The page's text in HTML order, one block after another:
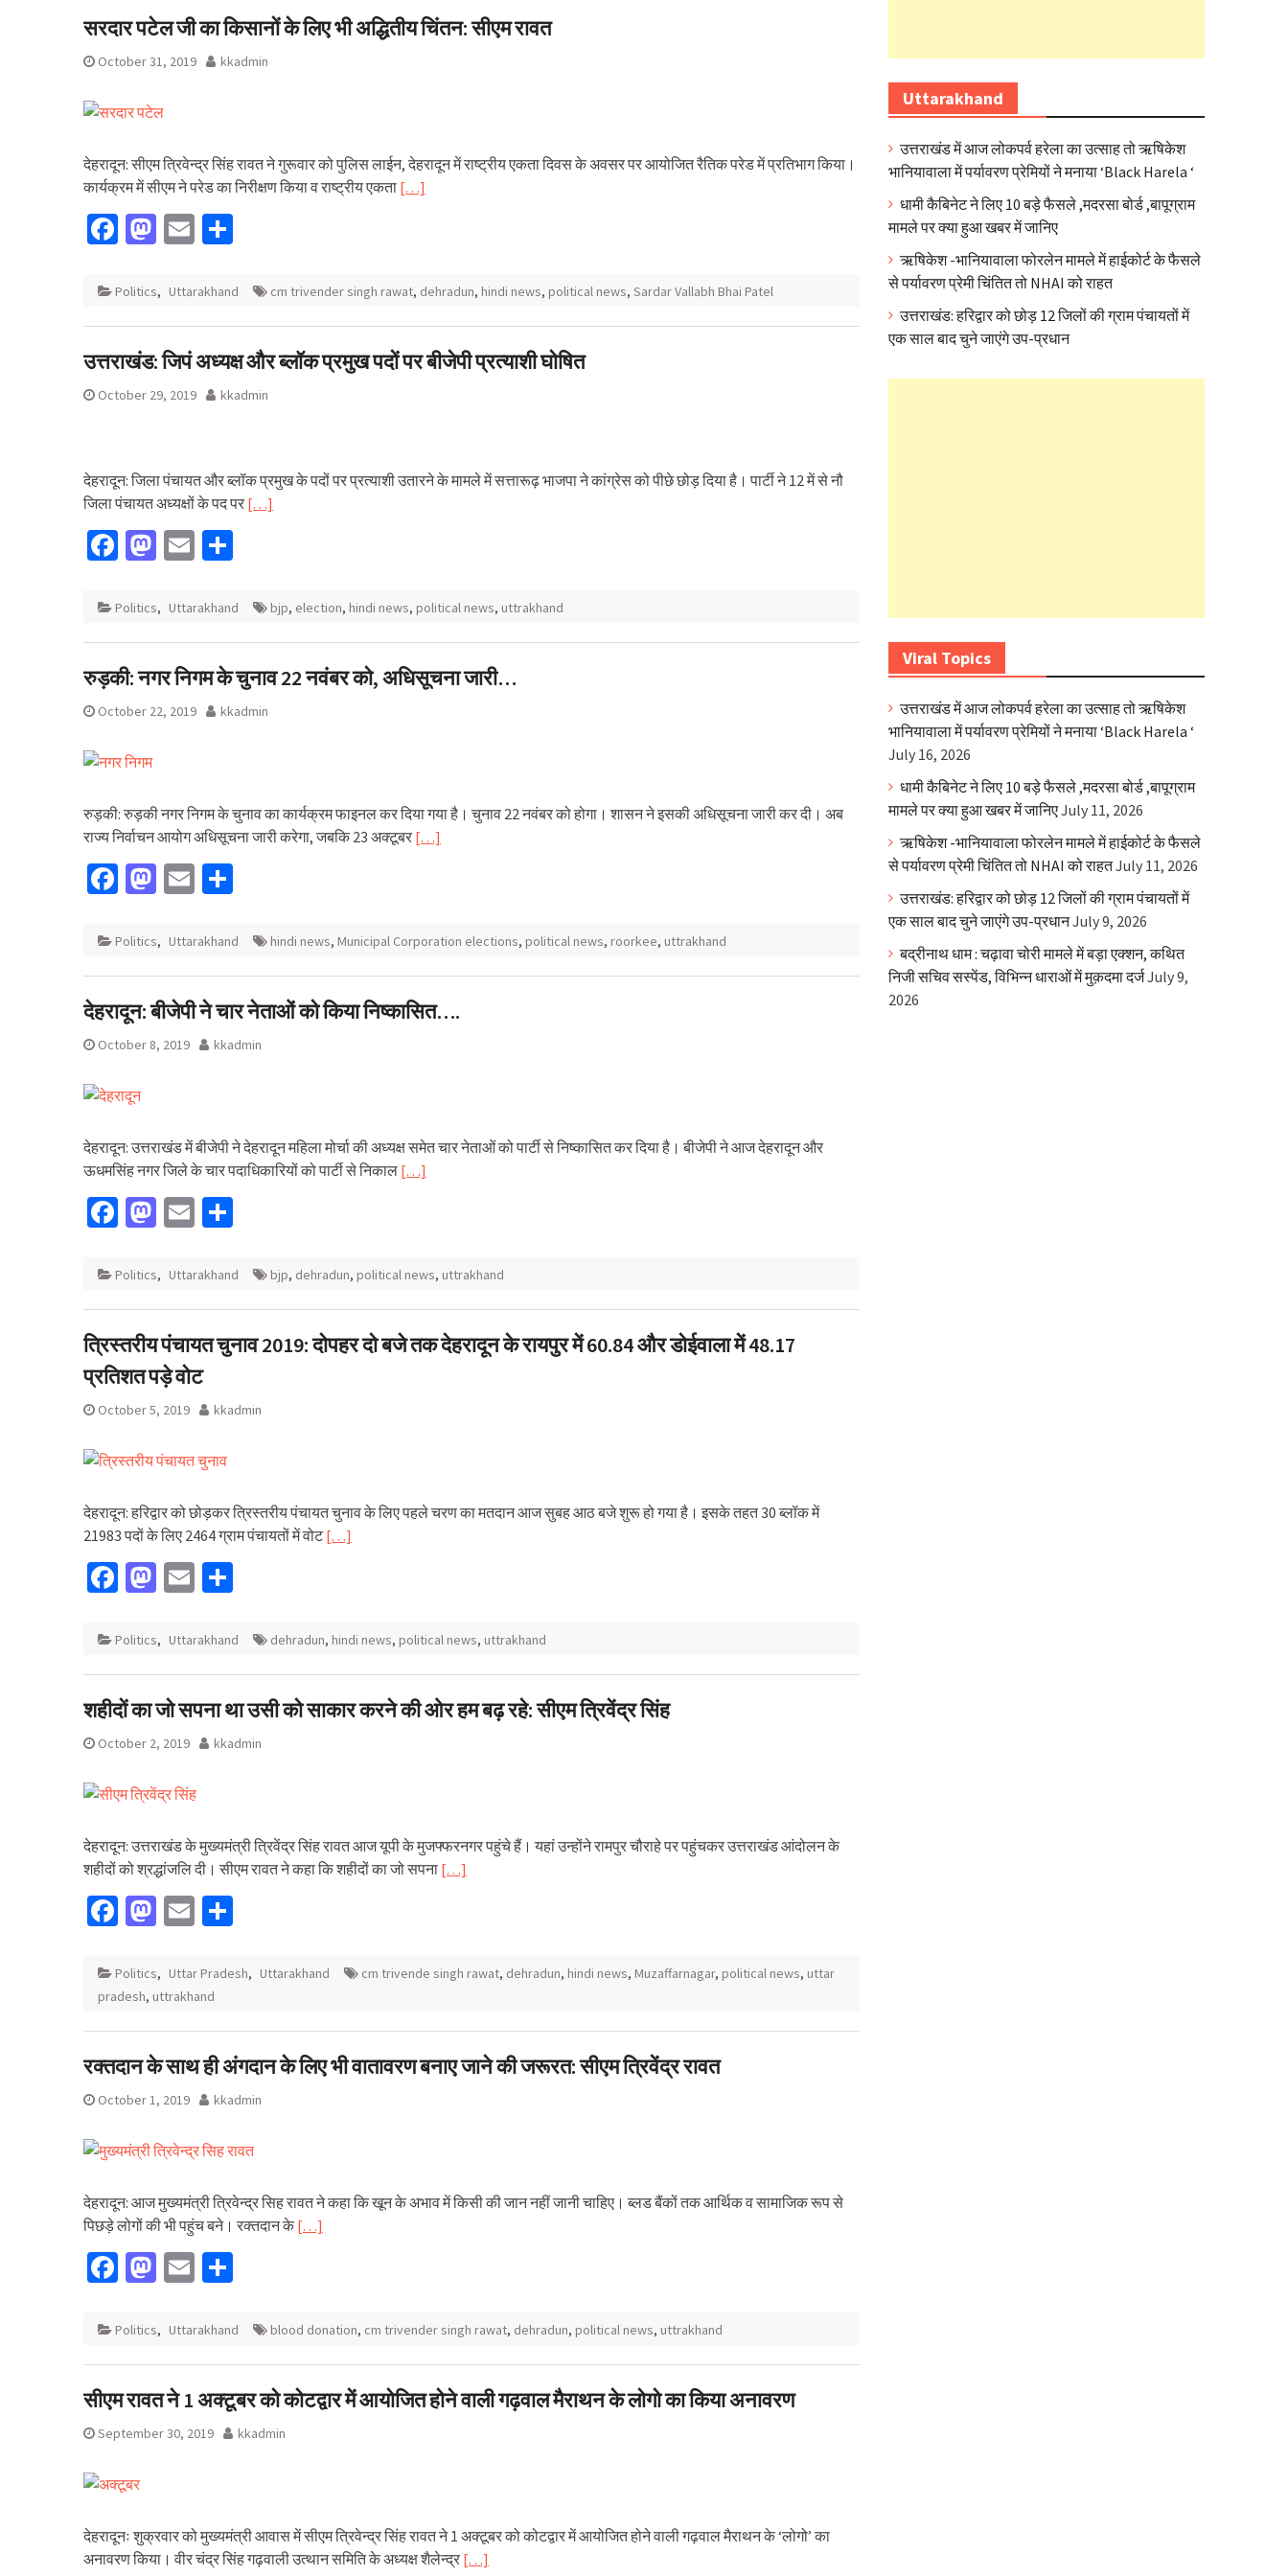
सरदार पटेल जी का किसानों के लिए भी अद्धितीय चिंतन: सीएम रावत
October 31, 2019 kkadmin
देहरादून: सीएम त्रिवेन्द्र सिंह रावत ने गुरूवार को पुलिस लाईन, देहरादून में राष्ट्रीय एकता दिवस के अवसर पर आयोजित रैतिक परेड में प्रतिभाग किया।
कार्यक्रम में सीएम ने परेड का निरीक्षण किया व राष्ट्रीय एकता […]
Facebook
Mastodon
Email
Politics, Uttarakhand cm trivender singh rawat, dehradun, hindi news, political news, Sardar Vallabh Bhai Patel
उत्तराखंड: जिपं अध्यक्ष और ब्लॉक प्रमुख पदों पर बीजेपी प्रत्याशी घोषित
October 29, 2019 kkadmin
देहरादून: जिला पंचायत और ब्लॉक प्रमुख के पदों पर प्रत्याशी उतारने के मामले में सत्तारूढ़ भाजपा ने कांग्रेस को पीछे छोड़ दिया है। पार्टी ने 12 में से नौ
जिला पंचायत अध्यक्षों के पद पर […]
Facebook
Mastodon
Email
Politics, Uttarakhand bjp, election, hindi news, political news, uttrakhand
रुड़की: नगर निगम के चुनाव 22 नवंबर को, अधिसूचना जारी…
October 22, 2019 kkadmin
रुड़की: रुड़की नगर निगम के चुनाव का कार्यक्रम फाइनल कर दिया गया है। चुनाव 22 नवंबर को होगा। शासन ने इसकी अधिसूचना जारी कर दी। अब
राज्य निर्वाचन आयोग अधिसूचना जारी करेगा, जबकि 23 अक्टूबर […]
Facebook
Mastodon
Email
Politics, Uttarakhand hindi news, Municipal Corporation elections, political news, roorkee, uttrakhand
देहरादून: बीजेपी ने चार नेताओं को किया निष्कासित….
October 8, 2019 kkadmin
देहरादून: उत्तराखंड में बीजेपी ने देहरादून महिला मोर्चा की अध्यक्ष समेत चार नेताओं को पार्टी से निष्कासित कर दिया है। बीजेपी ने आज देहरादून और
ऊधमसिंह नगर जिले के चार पदाधिकारियों को पार्टी से निकाल […]
Facebook
Mastodon
Email
Politics, Uttarakhand bjp, dehradun, political news, uttrakhand
त्रिस्तरीय पंचायत चुनाव 2019: दोपहर दो बजे तक देहरादून के रायपुर में 60.84 और डोईवाला में 48.17
प्रतिशत पड़े वोट
October 5, 2019 kkadmin
देहरादून: हरिद्वार को छोड़कर त्रिस्तरीय पंचायत चुनाव के लिए पहले चरण का मतदान आज सुबह आठ बजे शुरू हो गया है। इसके तहत 30 ब्लॉक में
21983 पदों के लिए 2464 ग्राम पंचायतों में वोट[…]
Facebook
Mastodon
Email
Politics, Uttarakhand dehradun, hindi news, political news, uttrakhand
शहीदों का जो सपना था उसी को साकार करने की ओर हम बढ़ रहे: सीएम त्रिवेंद्र सिंह
October 2, 2019 kkadmin
देहरादून: उत्तराखंड के मुख्यमंत्री त्रिवेंद्र सिंह रावत आज यूपी के मुजफ्फरनगर पहुंचे हैं। यहां उन्होंने रामपुर चौराहे पर पहुंचकर उत्तराखंड आंदोलन के
शहीदों को श्रद्धांजलि दी। सीएम रावत ने कहा कि शहीदों का जो सपना […]
Facebook
Mastodon
Email
Politics, Uttar Pradesh, Uttarakhand cm trivende singh rawat, dehradun, hindi news, Muzaffarnagar, political news, uttar
pradesh, uttrakhand
रक्तदान के साथ ही अंगदान के लिए भी वातावरण बनाए जाने की जरूरत: सीएम त्रिवेंद्र रावत
October 1, 2019 kkadmin
देहरादून: आज मुख्यमंत्री त्रिवेन्द्र सिह रावत ने कहा कि खून के अभाव में किसी की जान नहीं जानी चाहिए। ब्लड बैंकों तक आर्थिक व सामाजिक रूप से
पिछड़े लोगों की भी पहुंच बने। रक्तदान के […]
Facebook
Mastodon
Email
Politics, Uttarakhand blood donation, cm trivender singh rawat, dehradun, political news, uttrakhand
सीएम रावत ने 1 अक्टूबर को कोटद्वार में आयोजित होने वाली गढ़वाल मैराथन के लोगो का किया अनावरण
September 30, 2019 kkadmin
देहरादूनः शुक्रवार को मुख्यमंत्री आवास में सीएम त्रिवेन्द्र सिंह रावत ने 1 अक्टूबर को कोटद्वार में आयोजित होने वाली गढ़वाल मैराथन के ‘लोगो’ का
अनावरण किया। वीर चंद्र सिंह गढ़वाली उत्थान समिति के अध्यक्ष शैलेन्द्र […]
Uttarakhand
उत्तराखंड में आज लोकपर्व हरेला का उत्साह तो ऋषिकेश
भानियावाला में पर्यावरण प्रेमियों ने मनाया ‘Black Harela ‘
धामी कैबिनेट ने लिए 10 बड़े फैसले ,मदरसा बोर्ड ,बापूग्राम
मामले पर क्या हुआ खबर में जानिए
ऋषिकेश -भानियावाला फोरलेन मामले में हाईकोर्ट के फैसले
से पर्यावरण प्रेमी चिंतित तो NHAI को राहत
उत्तराखंड: हरिद्वार को छोड़ 12 जिलों की ग्राम पंचायतों में
एक साल बाद चुने जाएंगे उप-प्रधान
Viral Topics
उत्तराखंड में आज लोकपर्व हरेला का उत्साह तो ऋषिकेश
भानियावाला में पर्यावरण प्रेमियों ने मनाया ‘Black Harela ‘
July 16, 2026
धामी कैबिनेट ने लिए 10 बड़े फैसले ,मदरसा बोर्ड ,बापूग्राम
मामले पर क्या हुआ खबर में जानिएJuly 11, 2026
ऋषिकेश -भानियावाला फोरलेन मामले में हाईकोर्ट के फैसले
से पर्यावरण प्रेमी चिंतित तो NHAI को राहतJuly 11, 2026
उत्तराखंड: हरिद्वार को छोड़ 12 जिलों की ग्राम पंचायतों में
एक साल बाद चुने जाएंगे उप-प्रधानJuly 9, 2026
बद्रीनाथ धाम : चढ़ावा चोरी मामले में बड़ा एक्शन, कथित
निजी सचिव सस्पेंड, विभिन्न धाराओं में मुक़दमा दर्जJuly 9,
2026